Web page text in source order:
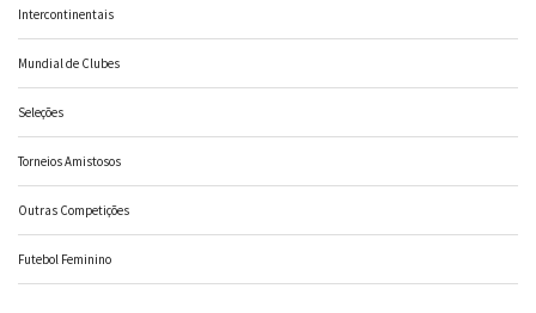
Intercontinentais
Mundial de Clubes
Seleções
Torneios Amistosos
Outras Competições
Futebol Feminino